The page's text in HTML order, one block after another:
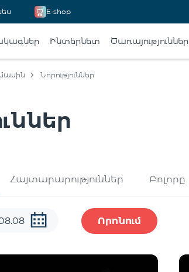
E-shop
Ինտերնետ Ծառայություններ
Նորություններ
Հայտարարություններ Բոլորը
Որոնում